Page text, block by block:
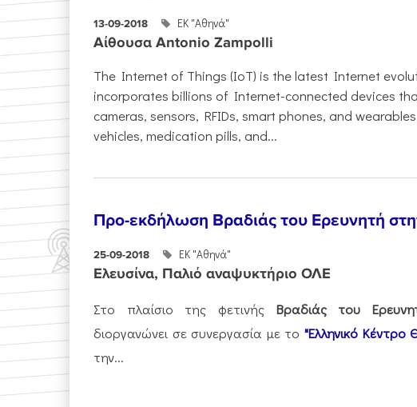
13-09-2018 ΕΚ "Αθηνά"
Αίθουσα Antonio Zampolli
The Internet of Things (IoT) is the latest Internet
incorporates billions of Internet-connected devices
cameras, sensors, RFIDs, smart phones, and
vehicles, medication pills, and...
Προ-εκδήλωση Βραδιάς του Ερευνητή
25-09-2018 ΕΚ "Αθηνά"
Ελευσίνα, Παλιό αναψυκτήριο ΟΛΕ
Στο πλαίσιο της φετινής Βραδιάς του
διοργανώνει σε συνεργασία με το "Ελληνικό
την...